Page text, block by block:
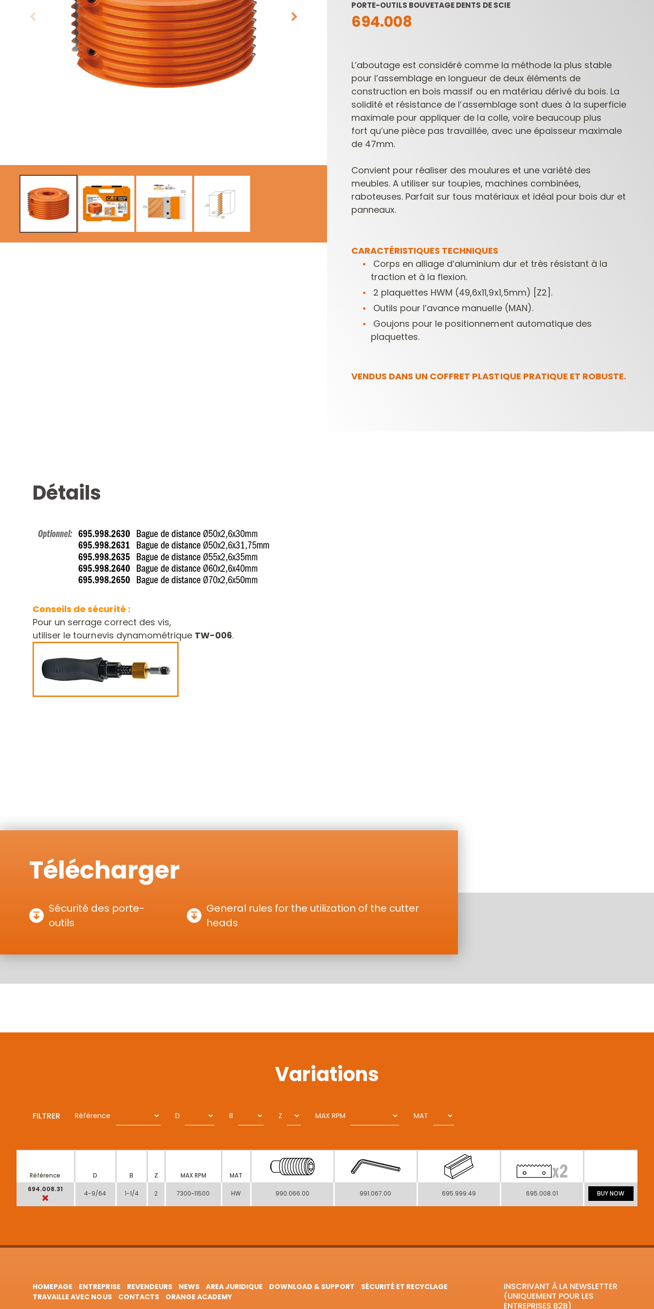
PLAQUETTES
RÉVERSIBLES ET
PORTE-OUTILS
COFFRETS DE
FRAISES POUR
DÉFONCEUSES
FRAISES POUR
DÉFONCEUSES
CONTRACTOR
PORTE-OUTILS BOUVETAGE DENTS DE SCIE
694.008
L’aboutage est considéré comme la méthode la plus stable
pour l’assemblage en longueur de deux éléments de
construction en bois massif ou en matériau dérivé du bois. La
solidité et résistance de l’assemblage sont dues à la superficie
maximale pour appliquer de la colle, voire beaucoup plus
fort qu’une pièce pas travaillée, avec une épaisseur maximale
de 47mm.
Convient pour réaliser des moulures et une variété des
meubles.A utiliser sur toupies, machines combinées,
raboteuses. Parfait sur tous matériaux et idéal pour bois dur et
panneaux.
CARACTÉRISTIQUES TECHNIQUES
Corps en alliage d’aluminium dur et très résistant à la
traction et à la flexion.
2 plaquettes HWM (49,6x11,9x1,5mm) [Z2].
Outils pour l’avance manuelle (MAN).
Goujons pour le positionnement automatique des
plaquettes.
VENDUS DANS UN COFFRET PLASTIQUE PRATIQUE ET ROBUSTE.
Détails
Conseils de sécurité :
Pour un serrage correct des vis,
utiliser le tournevis dynamométrique TW-006.
Télécharger
Sécurité des porte-
outils
General rules for the utilization of the cutter
heads
Variations
FILTRER Référence D B Z MAX RPM MAT
Référence D B Z MAX RPM
MAT
694.008.31
4-9/64 1-1/4 2 7300~11500 HW 990.066.00 991.067.00 695.999.49 695.008.01 BUY NOW
HOMEPAGE ENTREPRISE REVENDEURS NEWS AREA JURIDIQUE DOWNLOAD & SUPPORT
SÉCURITÉ ET RECYCLAGE
TRAVAILLE AVEC NOUS
CONTACTS ORANGE ACADEMY
INSCRIVANT À LA NEWSLETTER
(UNIQUEMENT POUR LES
ENTREPRISES B2B)